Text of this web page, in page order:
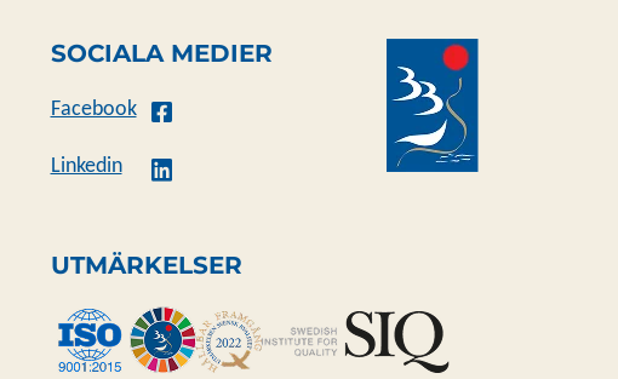
SOCIALA MEDIER
Facebook
Linkedin
UTMÄRKELSER